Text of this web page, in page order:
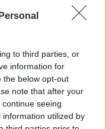
to third parties, or
information for
the below opt-out
note that after your
seeing
utilized by